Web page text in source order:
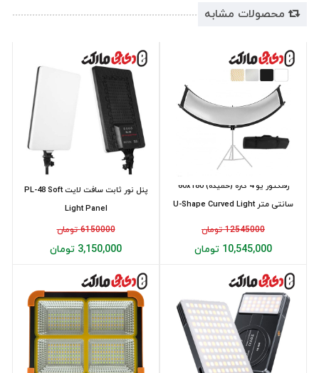
محصولات مشابه
پنل نور ثابت سافت لايت PL-48 Soft
Light Panel
6150000 تومان
3,150,000 تومان
رفلکتور یو 4 کاره (خمیده) 60x180
سانتی متر U-Shape Curved Light
Re...
12545000 تومان
10,545,000 تومان